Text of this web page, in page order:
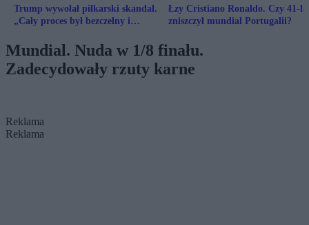
Trump wywołał piłkarski skandal.
„Cały proces był bezczelny i
Łzy Cristiano Ronaldo. Czy 41-
zniszczył mundial Portugalii?
Mundial. Nuda w 1/8 finału.
Zadecydowały rzuty karne
Reklama
Reklama